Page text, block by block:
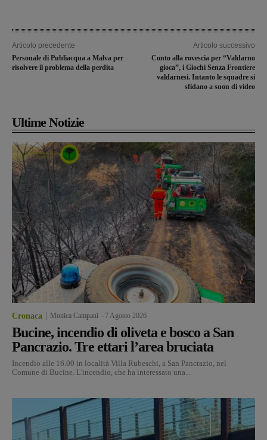
Articolo precedente
Personale di Publiacqua a Malva per
risolvere il problema della perdita
Articolo successivo
Conto alla rovescia per “Valdarno
gioca”, i Giochi Senza Frontiere
valdarnesi. Intanto le squadre si
sfidano a suon di video
Ultime Notizie
Cronaca Monica Campani 7 Agosto 2026
Bucine, incendio di oliveta e bosco a San
Pancrazio. Tre ettari l’area bruciata
Incendio alle 16.00 in località Villa Rubeschi, a San Pancrazio, nel
Comune di Bucine. L'incendio, che ha interessato una...